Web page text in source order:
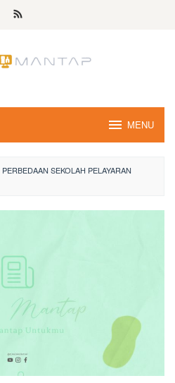
MENU
PERBEDAAN SEKOLAH PELAYARAN